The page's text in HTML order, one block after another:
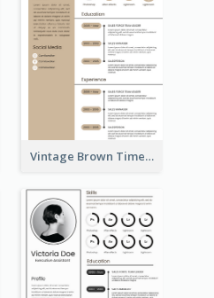
Vintage Brown Timeline Resume